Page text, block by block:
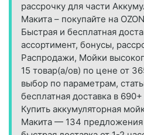
рассрочку для части
Макита – покупайте на
Быстрая и бесплатная
ассортимент, бонусы,
Распродажи, Мойки
15 товар(а/ов) по цене от
выбор по параметрам,
бесплатная доставка в
Купить аккумуляторная
Макита — 134